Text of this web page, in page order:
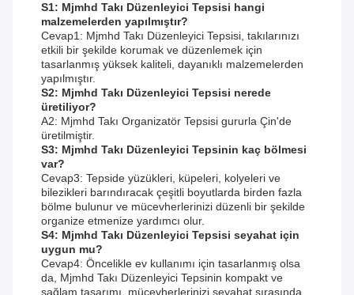
S1: Mjmhd Takı Düzenleyici Tepsisi hangi
malzemelerden yapılmıştır?
Cevap1: Mjmhd Takı Düzenleyici Tepsisi, takılarınızı
etkili bir şekilde korumak ve düzenlemek için
tasarlanmış yüksek kaliteli, dayanıklı malzemelerden
yapılmıştır.
S2: Mjmhd Takı Düzenleyici Tepsisi nerede
üretiliyor?
A2: Mjmhd Takı Organizatör Tepsisi gururla Çin'de
üretilmiştir.
S3: Mjmhd Takı Düzenleyici Tepsinin kaç bölmesi
var?
Cevap3: Tepside yüzükleri, küpeleri, kolyeleri ve
bilezikleri barındıracak çeşitli boyutlarda birden fazla
bölme bulunur ve mücevherlerinizi düzenli bir şekilde
organize etmenize yardımcı olur.
S4: Mjmhd Takı Düzenleyici Tepsisi seyahat için
uygun mu?
Cevap4: Öncelikle ev kullanımı için tasarlanmış olsa
da, Mjmhd Takı Düzenleyici Tepsinin kompakt ve
sağlam tasarımı, mücevherlerinizi seyahat sırasında